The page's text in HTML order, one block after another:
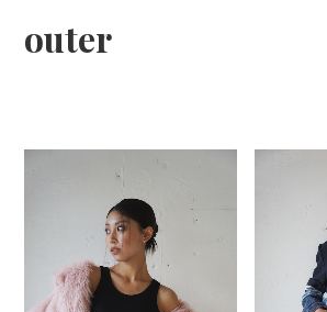
outer